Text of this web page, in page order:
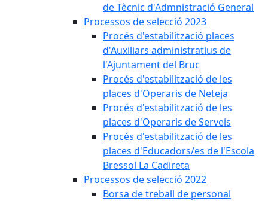
de Tècnic d'Admnistració General
Processos de selecció 2023
Procés d'estabilització places
d'Auxiliars administratius de
l'Ajuntament del Bruc
Procés d'estabilització de les
places d'Operaris de Neteja
Procés d'estabilització de les
places d'Operaris de Serveis
Procés d'estabilització de les
places d'Educadors/es de l'Escola
Bressol La Cadireta
Processos de selecció 2022
Borsa de treball de personal